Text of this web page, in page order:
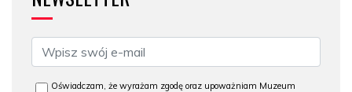
Oświadczam, że wyrażam zgodę oraz upoważniam Muzeum